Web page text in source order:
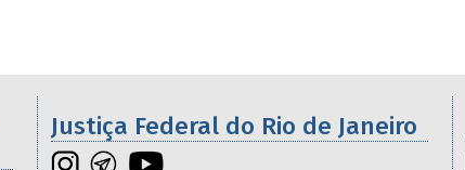
da 2ª Região
Justiça Federal do Rio de Janeiro